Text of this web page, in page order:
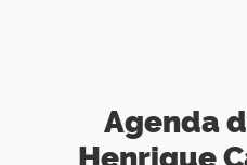
Agenda
Henrique